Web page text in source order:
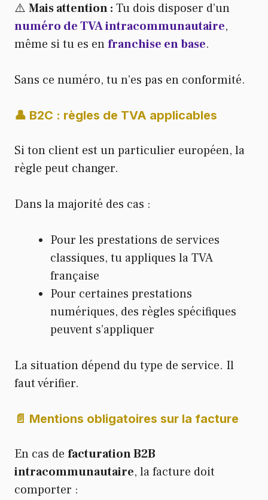
⚠️ Mais attention : Tu dois disposer d’un
numéro de TVA intracommunautaire,
même si tu es enfranchise en base.
Sans ce numéro, tu n’es pas en conformité.
👤 B2C : règles de TVA applicables
Si ton client est un particulier européen, la
règle peut changer.
Dans la majorité des cas :
Pour les prestations de services
classiques, tu appliques la TVA
française
Pour certaines prestations
numériques, des règles spécifiques
peuvent s’appliquer
La situation dépend du type de service. Il
faut vérifier.
📄 Mentions obligatoires sur la facture
En cas de facturation B2B
intracommunautaire, la facture doit
comporter :